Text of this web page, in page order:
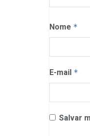
Nome *
E-mail *
Salvar